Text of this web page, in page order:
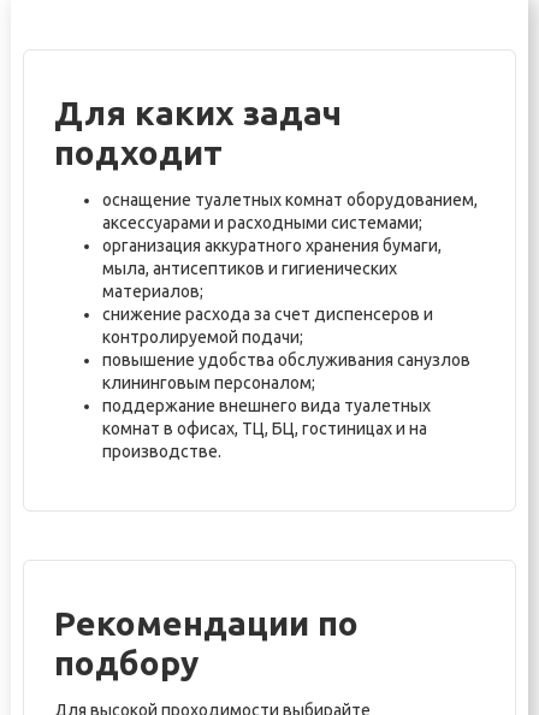
Для каких задач
подходит
оснащение туалетных комнат оборудованием,
аксессуарами и расходными системами;
организация аккуратного хранения бумаги,
мыла, антисептиков и гигиенических
материалов;
снижение расхода за счет диспенсеров и
контролируемой подачи;
повышение удобства обслуживания санузлов
клининговым персоналом;
поддержание внешнего вида туалетных
комнат в офисах, ТЦ, БЦ, гостиницах и на
производстве.
Рекомендации по
подбору
Для высокой проходимости выбирайте